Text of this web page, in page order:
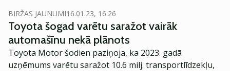
BIRŽAS JAUNUMI16.01.23, 16:26
Toyota šogad varētu saražot vairāk
automašīnu nekā plānots
Toyota Motor šodien paziņoja, ka 2023. gadā
uzņēmums varētu saražot 10.6 milj. transportlīdzekļu,